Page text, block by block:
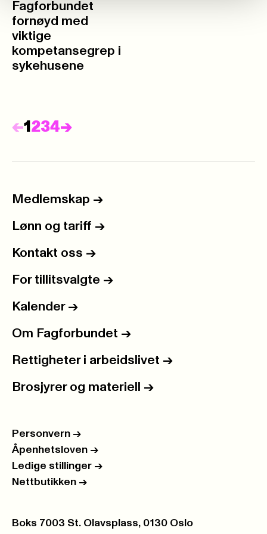
Fagforbundet
fornøyd med
viktige
kompetansegrep i
sykehusene
<-Forrige
1 234->Neste
Medlemskap ->
Lønn og tariff ->
Kontakt oss ->
For tillitsvalgte ->
Kalender ->
Om Fagforbundet ->
Rettigheter i arbeidslivet ->
Brosjyrer og materiell ->
Personvern ->
Åpenhetsloven ->
Ledige stillinger ->
Nettbutikken ->
Postboks:
Boks 7003 St. Olavsplass, 0130 Oslo